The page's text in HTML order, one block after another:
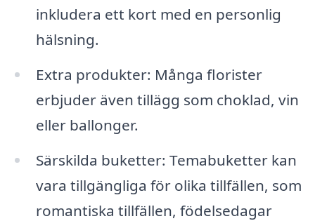
inkludera ett kort med en personlig
hälsning.
Extra produkter: Många florister
erbjuder även tillägg som choklad, vin
eller ballonger.
Särskilda buketter: Temabuketter kan
vara tillgängliga för olika tillfällen, som
romantiska tillfällen, födelsedagar